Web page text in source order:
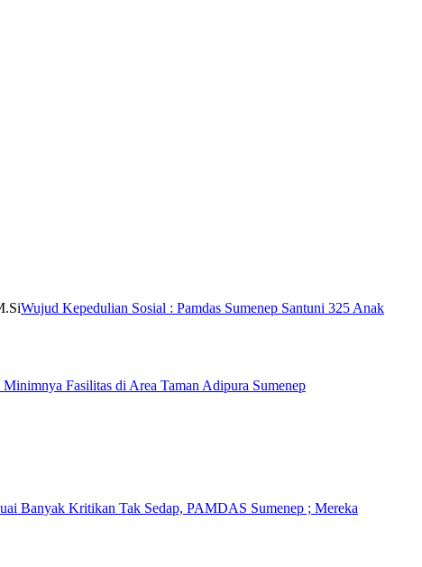
Wujud Kepedulian Sosial : Pamdas Sumenep Santuni 325 Anak
Fasilitas di Area Taman Adipura Sumenep
Banyak Kritikan Tak Sedap, PAMDAS Sumenep ; Mereka